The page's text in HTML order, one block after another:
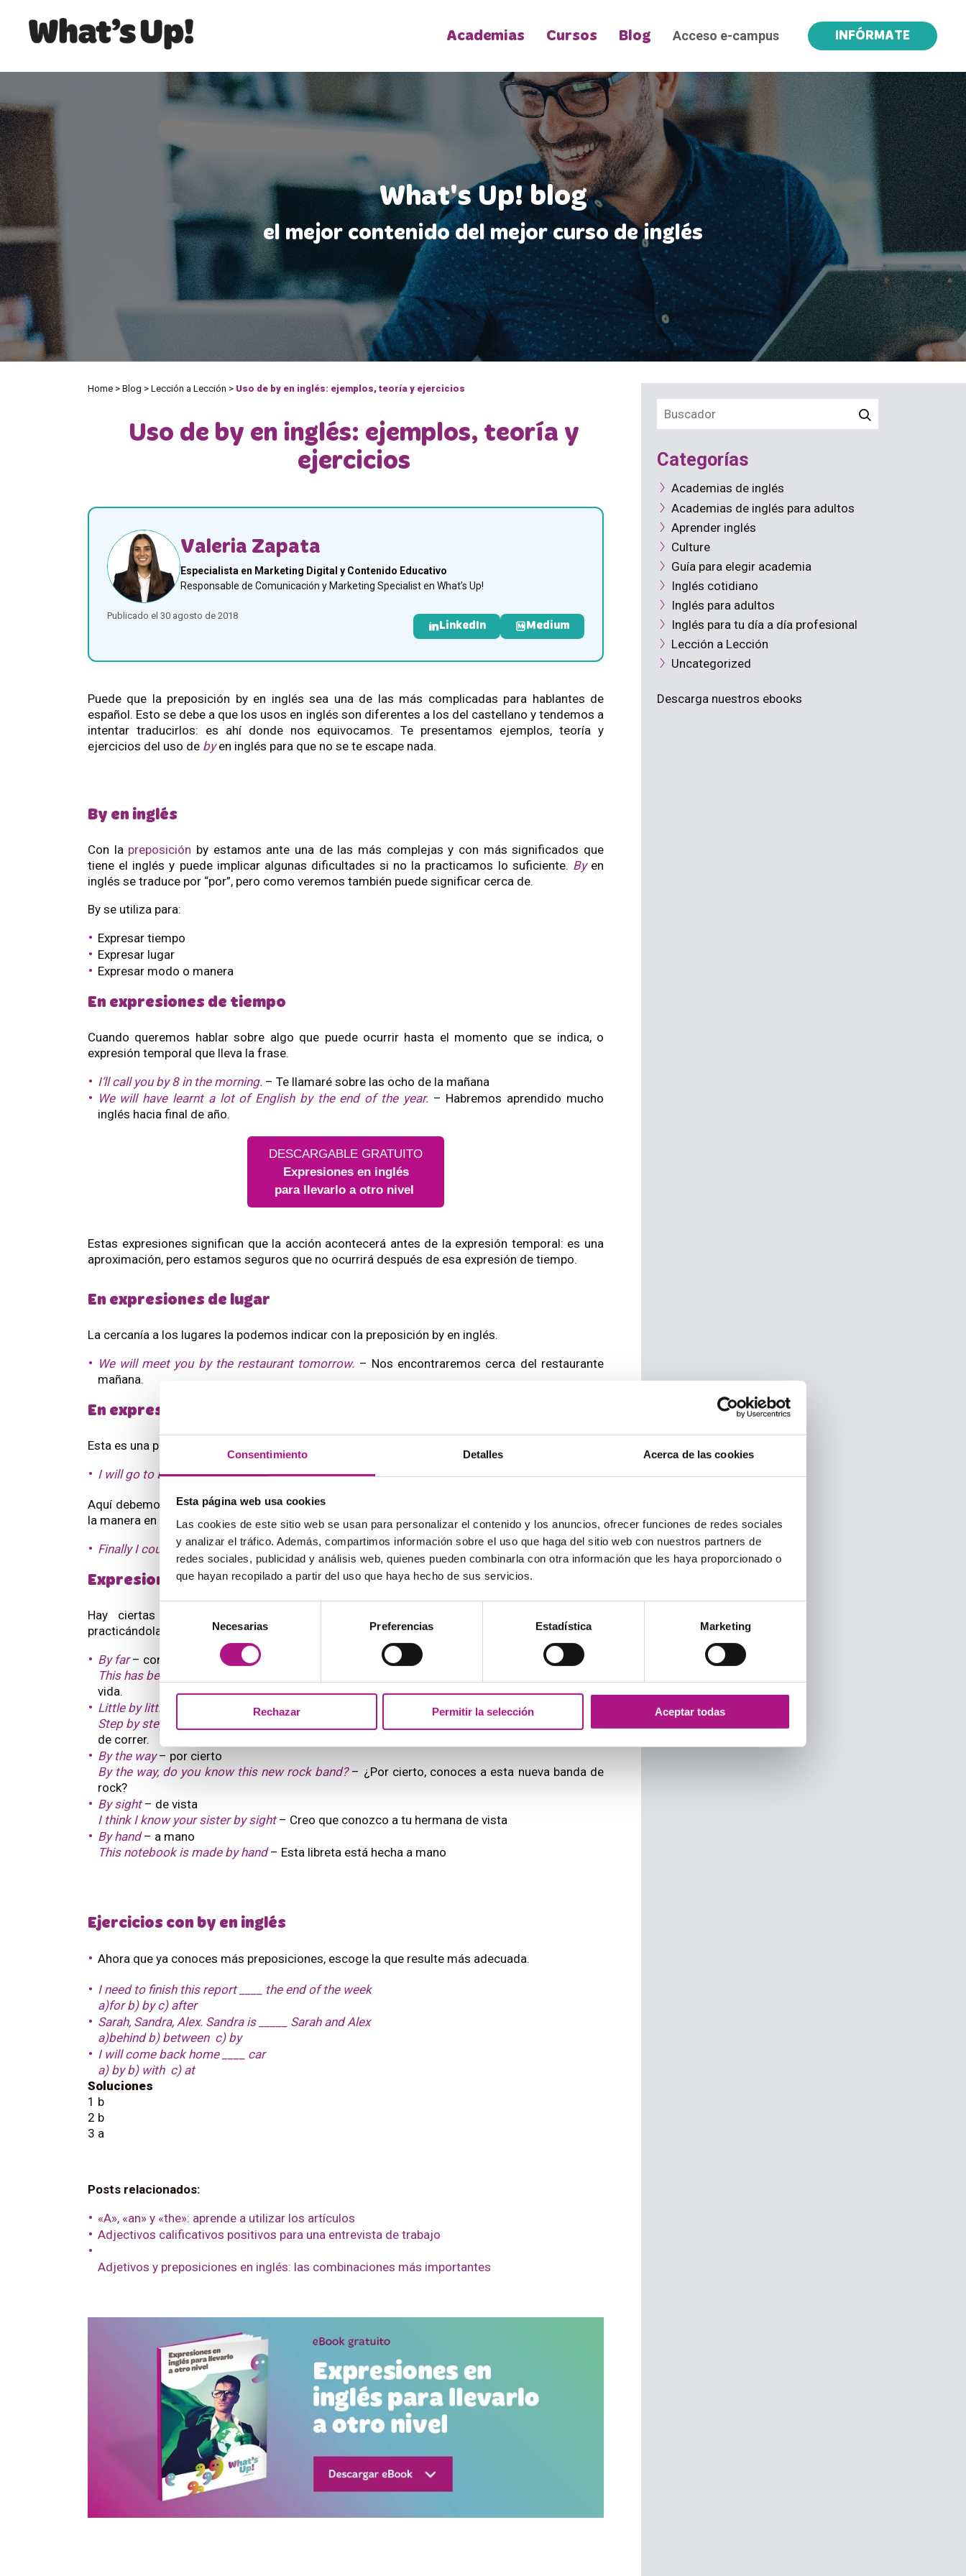
Consentimiento Detalles Acerca de las cookies
Esta página web usa cookies
Las cookies de este sitio web se usan para personalizar el contenido y los anuncios, ofrecer funciones de redes sociales
y analizar el tráfico. Además, compartimos información sobre el uso que haga del sitio web con nuestros partners de
redes sociales, publicidad y análisis web, quienes pueden combinarla con otra información que les haya proporcionado o
que hayan recopilado a partir del uso que haya hecho de sus servicios.
de
consentimiento
Necesarias Preferencias Estadística Marketing
Rechazar Permitir la selección Aceptar todas
Academias Cursos Blog Acceso e-campus INFÓRMATE
What's Up! blog
el mejor contenido del mejor curso de inglés
Home > Blog > Lección a Lección > Uso de by en inglés: ejemplos, teoría y ejercicios
Uso de by en inglés: ejemplos, teoría y
ejercicios
Valeria Zapata
Especialista en Marketing Digital y Contenido Educativo
Responsable de Comunicación y Marketing Specialist en What’s Up!
Publicado el 30 agosto de 2018
LinkedIn Medium
Puede que la preposición by en inglés sea una de las más complicadas para hablantes de
español. Esto se debe a que los usos en inglés son diferentes a los del castellano y tendemos a
intentar traducirlos: es ahí donde nos equivocamos. Te presentamos ejemplos, teoría y
ejercicios del uso de byen inglés para que no se te escape nada.
By en inglés
Con la preposición by estamos ante una de las más complejas y con más significados que
tiene el inglés y puede implicar algunas dificultades si no la practicamos lo suficiente. Byen
inglés se traduce por “por”, pero como veremos también puede significar cerca de.
By se utiliza para:
Expresar tiempo
Expresar lugar
Expresar modo o manera
En expresiones de tiempo
Cuando queremos hablar sobre algo que puede ocurrir hasta el momento que se indica, o
expresión temporal que lleva la frase.
I’ll call you by 8 in the morning.– Te llamaré sobre las ocho de la mañana
We will have learnt a lot of English by the end of the year.– Habremos aprendido mucho
inglés hacia final de año.
DESCARGABLE GRATUITO
Expresiones en inglés
para llevarlo a otro nivel
Estas expresiones significan que la acción acontecerá antes de la expresión temporal: es una
aproximación, pero estamos seguros que no ocurrirá después de esa expresión de tiempo.
En expresiones de lugar
La cercanía a los lugares la podemos indicar con la preposición by en inglés.
We will meet you by the restaurant tomorrow. – Nos encontraremos cerca del restaurante
mañana.
En expresiones de manera
Esta es una preposición que típicamente acompaña a los medios de transporte.
I will go to Bilbao by bus. – Iré a Bilbao en bus.
Aquí debemos mencionar que la preposición by en inglés también se puede usar para expresar
la manera en la que hemos hecho algo usando una construcción de gerundio muy común:
Finally I could rest by closing the window. – Finalmente pude descansar cerrando la ventana.
Expresiones idiomáticas comunes que usan la preposición “by”
Hay ciertas expresiones hechas que no te quedará más remedio que aprenderlas
practicándolas.
By far– con mucho, de lejos
This has been by far the best year of my life.
vida.
Little by little, step by step
– poco a poco
Step by step he is recovering the ability to run.
– Poco a poco él está recobrando la capacidad
de correr.
By the way– por cierto
By the way, do you know this new rock band?– ¿Por cierto, conoces a esta nueva banda de
rock?
By sight– de vista
I think I know your sister by sight– Creo que conozco a tu hermana de vista
By hand– a mano
This notebook is made by hand– Esta libreta está hecha a mano
Ejercicios con by en inglés
Ahora que ya conoces más preposiciones, escoge la que resulte más adecuada.
I need to finish this report ____ the end of the week
a)for b) by c) after
Sarah, Sandra, Alex. Sandra is _____ Sarah and Alex
a)behind b) between c) by
I will come back home ____ car
a) by b) with c) at
Soluciones
1 b
2 b
3 a
Posts relacionados:
«A», «an» y «the»: aprende a utilizar los artículos
Adjectivos calificativos positivos para una entrevista de trabajo
Adjetivos y preposiciones en inglés: las combinaciones más importantes
Categorías
Academias de inglés
Academias de inglés para adultos
Aprender inglés
Culture
Guía para elegir academia
Inglés cotidiano
Inglés para adultos
Inglés para tu día a día profesional
Lección a Lección
Uncategorized
Descarga nuestros ebooks